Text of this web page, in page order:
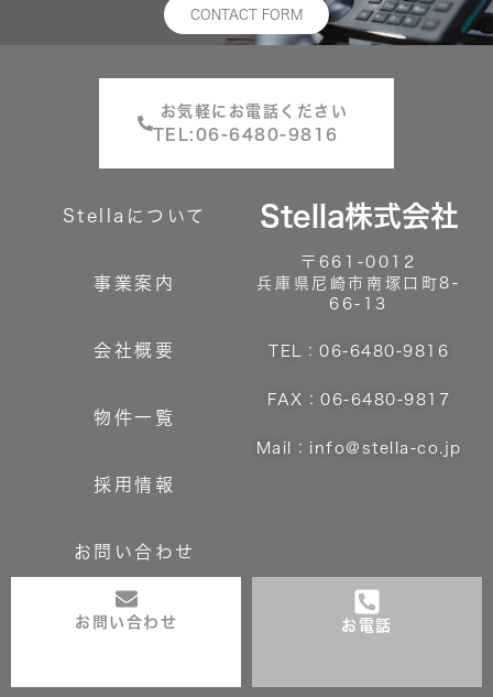
CONTACT FORM
お気軽にお電話ください
TEL:06-6480-9816
Stellaについて
事業案内
会社概要
物件一覧
採用情報
お問い合わせ
Stella株式会社
〒661-0012
兵庫県尼崎市南塚口町8-
66-13
TEL：06-6480-9816
FAX：06-6480-9817
Mail：info@stella-co.jp
お問い合わせ お電話